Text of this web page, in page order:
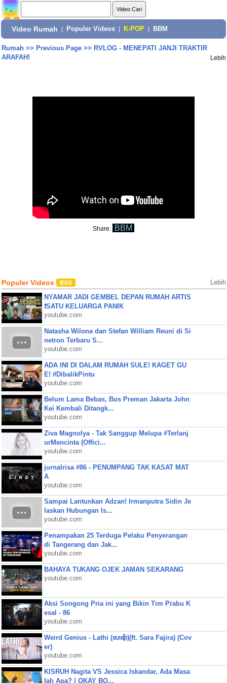
Video Rumah Populer Videos K-POP BBM
Rumah>> Previous Page>> RVLOG - MENEPATI JANJI TRAKTIR
ARAFAH!
Lebih
Share: BBM
Populer Videos Lebih
NYAMAR JADI GEMBEL DEPAN RUMAH ARTIS
❗SATU KELUARGA PANIK
youtube.com
Natasha Wilona dan Stefan William Reuni di Si
netron Terbaru S...
youtube.com
ADA INI DI DALAM RUMAH SULE! KAGET GU
E! #DibalikPintu
youtube.com
Belum Lama Bebas, Bos Preman Jakarta John
Kei Kembali Ditangk...
youtube.com
Ziva Magnolya - Tak Sanggup Melupa #Terlanj
urMencinta (Offici...
youtube.com
jurnalrisa #86 - PENUMPANG TAK KASAT MAT
A
youtube.com
Sampai Lantunkan Adzan! Irmanputra Sidin Je
laskan Hubungan Is...
youtube.com
Penampakan 25 Terduga Pelaku Penyerangan
di Tangerang dan Jak...
youtube.com
BAHAYA TUKANG OJEK JAMAN SEKARANG
youtube.com
Aksi Songong Pria ini yang Bikin Tim Prabu K
esal - 86
youtube.com
Weird Genius - Lathi (ꦭꦛꦶ)(ft. Sara Fajira) (Cov
er)
youtube.com
KISRUH Nagita VS Jessica Iskandar, Ada Masa
lah Apa? | OKAY BO...